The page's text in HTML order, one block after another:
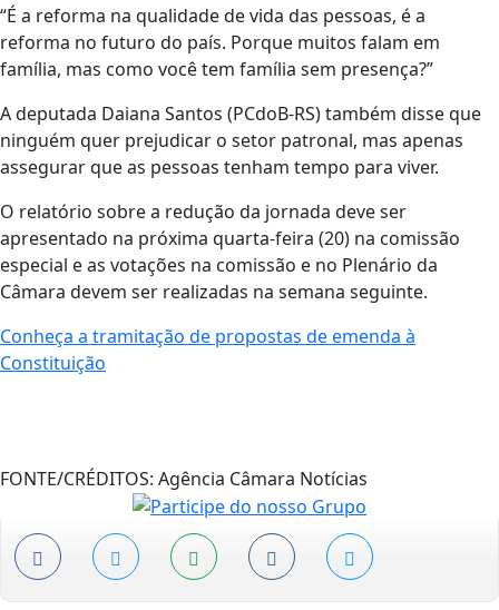
“É a reforma na qualidade de vida das pessoas, é a
reforma no futuro do país. Porque muitos falam em
família, mas como você tem família sem presença?”
A deputada Daiana Santos (PCdoB-RS) também disse que
ninguém quer prejudicar o setor patronal, mas apenas
assegurar que as pessoas tenham tempo para viver.
O relatório sobre a redução da jornada deve ser
apresentado na próxima quarta-feira (20) na comissão
especial e as votações na comissão e no Plenário da
Câmara devem ser realizadas na semana seguinte.
Conheça a tramitação de propostas de emenda à
Constituição
FONTE/CRÉDITOS: Agência Câmara Notícias